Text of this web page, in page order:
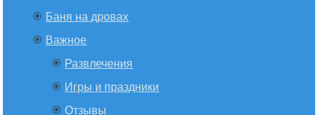
Баня на дровах
Важное
Развлечения
Игры и праздники
Отзывы